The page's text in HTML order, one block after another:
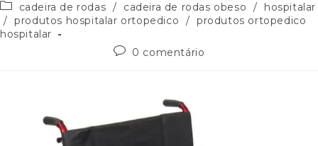
cadeira de rodas / cadeira de rodas obeso /
hospitalar
/ produtos hospitalar ortopedico / produtos ortopedico
hospitalar
0 comentário